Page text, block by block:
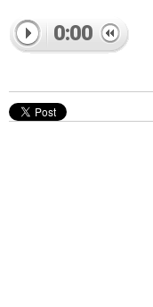
0:00